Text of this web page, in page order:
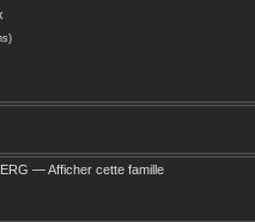
—Afficher cette famille